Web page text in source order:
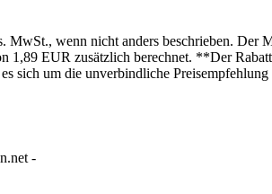
MwSt., wenn nicht anders beschrieben.
1,89 EUR zusätzlich berechnet. **Der
sich um die unverbindliche
-